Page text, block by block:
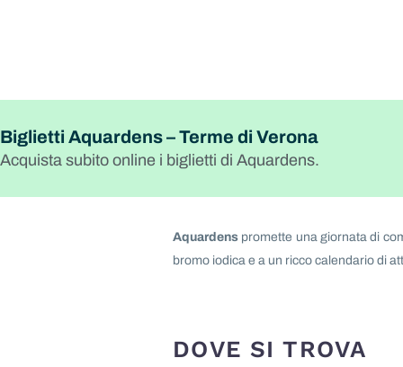
Biglietti Aquardens – Terme di Verona
Acquista subito online i biglietti di Aquardens.
Aquardens promette una giornata di
bromo iodica e a un ricco calendario di
DOVE SI TROVA